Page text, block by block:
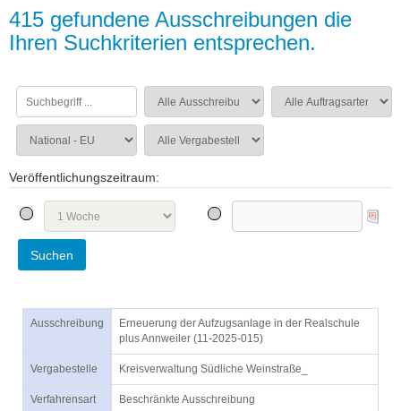
415 gefundene Ausschreibungen die
Ihren Suchkriterien entsprechen.
Veröffentlichungszeitraum:
Ausschreibung
Erneuerung der Aufzugsanlage in der Realschule
plus Annweiler (11-2025-015)
Vergabestelle Kreisverwaltung Südliche Weinstraße_
Verfahrensart Beschränkte Ausschreibung